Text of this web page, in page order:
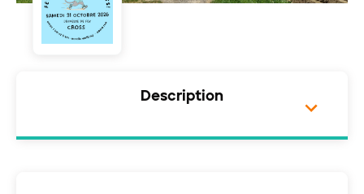
Description